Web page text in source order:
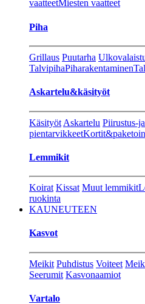
vaatteetMiesten vaatteet
Piha
Grillaus Puutarha
TalvipihaPiharakentaminen
Askartelu&käsityöt
Käsityöt Askartelu Piirustus-
pientarvikkeet
Lemmikit
Koirat Kissat Muut lemmikit
ruokinta
KAUNEUTEEN
Kasvot
Meikit Puhdistus Voiteet
Seerumit Kasvonaamiot
Vartalo